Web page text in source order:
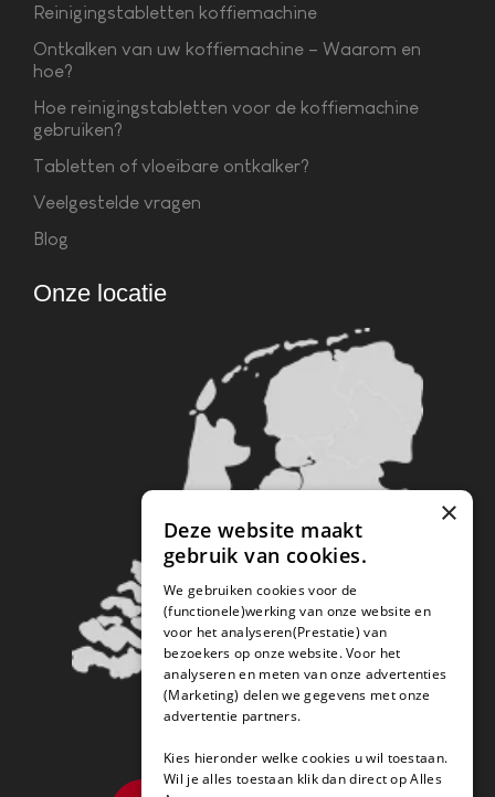
Reinigingstabletten koffiemachine
Ontkalken van uw koffiemachine – Waarom en
hoe?
Hoe reinigingstabletten voor de koffiemachine
gebruiken?
Tabletten of vloeibare ontkalker?
Veelgestelde vragen
Blog
Onze locatie
×
Deze website maakt
gebruik van cookies.
We gebruiken cookies voor de
(functionele)werking van onze website en
voor het analyseren(Prestatie) van
bezoekers op onze website. Voor het
analyseren en meten van onze advertenties
(Marketing) delen we gegevens met onze
advertentie partners.
Kies hieronder welke cookies u wil toestaan.
Wil je alles toestaan klik dan direct op Alles